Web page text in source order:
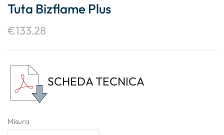
Tuta Bizflame Plus
€133.28
SCHEDA TECNICA
Misura